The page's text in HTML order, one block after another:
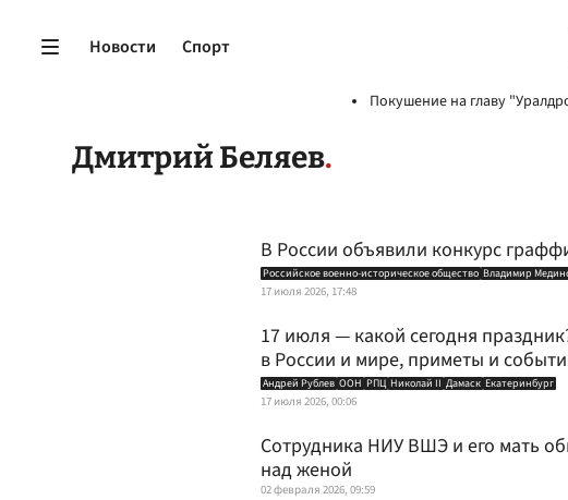
Новости Спорт
Покушение на главу
Дмитрий Беляев
В России объявили конкурс
Российское военно-историческое общество Владимир
17 июля 2026, 17:48
17 июля — какой сегодня
в России и мире, приметы и
Андрей Рублев ООН РПЦ Николай II Дамаск Екатеринбург
17 июля 2026, 00:06
Сотрудника НИУ ВШЭ и его мать
над женой
02 февраля 2026, 09:59